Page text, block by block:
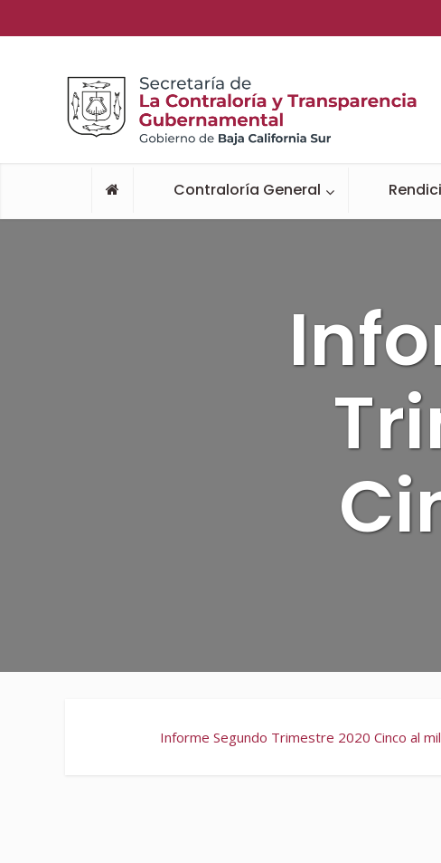
Contraloría General
Informe Segundo Trimestre 2020 Cinco al